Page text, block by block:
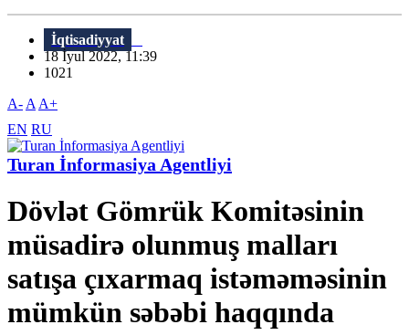
İqtisadiyyat
18 İyul 2022, 11:39
1021
A- A A+
EN RU
Turan İnformasiya Agentliyi
Dövlət Gömrük Komitəsinin
müsadirə olunmuş malları
satışa çıxarmaq istəməməsinin
mümkün səbəbi haqqında